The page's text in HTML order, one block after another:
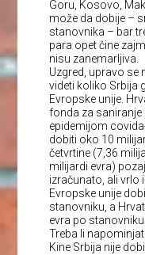
Goru, Kosovo,
može da dobije –
stanovnika – bar
para opet čine
nisu zanemarljiva.
Uzgred, upravo se
videti koliko Srbija
Evropske unije.
fonda za saniranje
epidemijom
dobiti oko 10
četvrtine (7,36
milijardi evra)
izračunato, ali vrlo
Evropske unije
stanovniku, a
evra po stanovniku.
Treba li
Kine Srbija nije